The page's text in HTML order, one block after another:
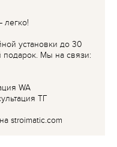
легко!
установки до 30
подарок. Мы на связи:
WA
ТГ
stroimatic.com